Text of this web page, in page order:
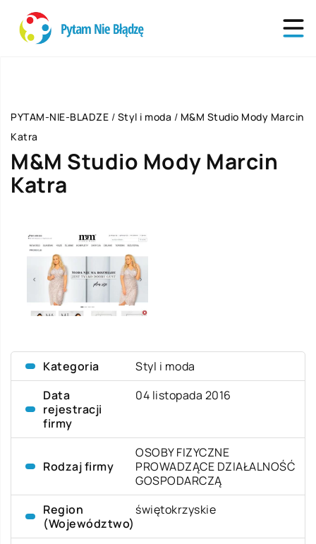
PYTAM-NIE-BLADZE / Styl i moda / M&M Studio Mody Marcin
Katra
M&M Studio Mody Marcin
Katra
Kategoria
Styl i moda
Data
rejestracji
firmy
04 listopada 2016
Rodzaj firmy
OSOBY FIZYCZNE
PROWADZĄCE DZIAŁALNOŚĆ
GOSPODARCZĄ
Region
(Województwo)
świętokrzyskie